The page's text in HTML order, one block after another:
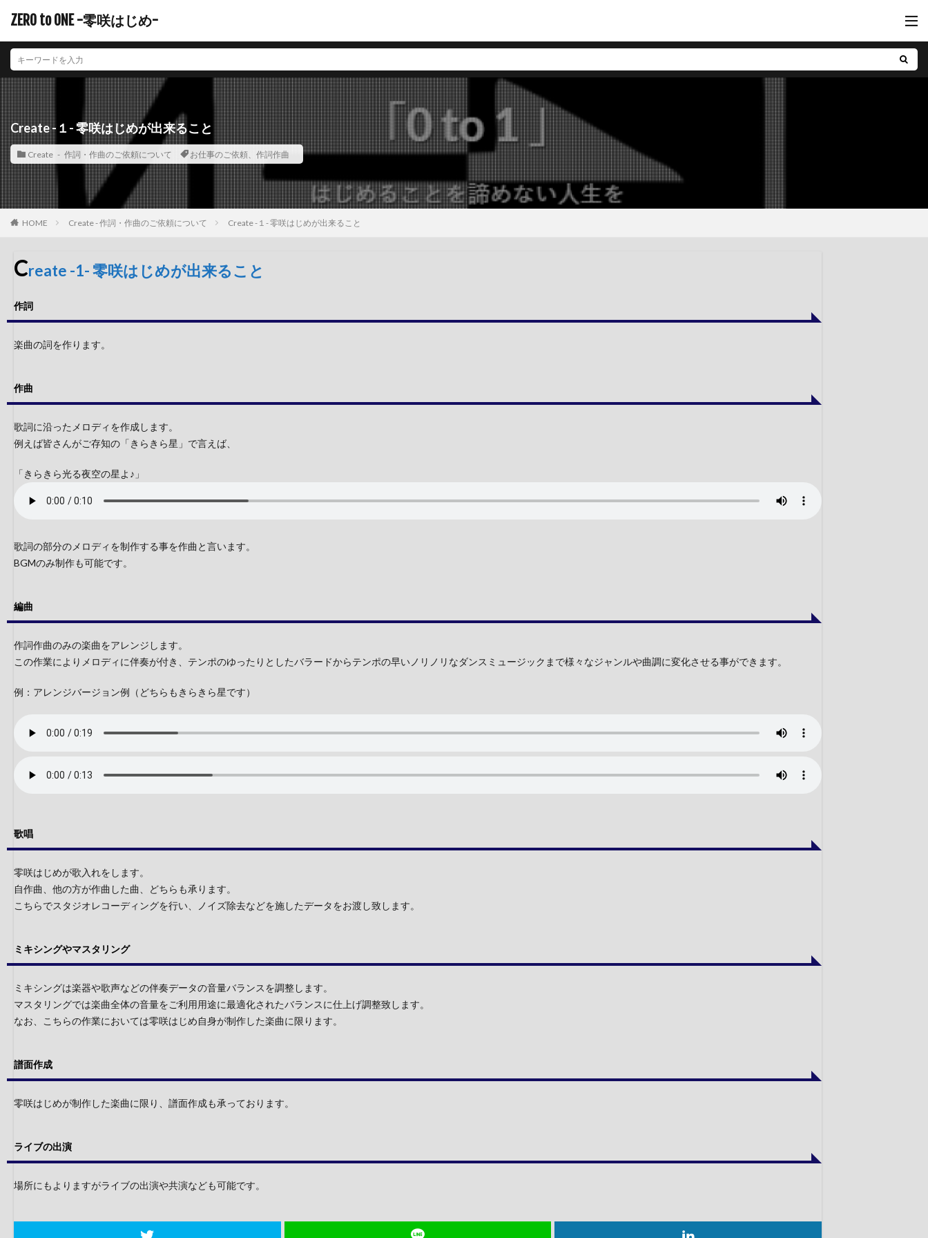
ZERO to ONE -零咲はじめ-
Create -１- 零咲はじめが出来ること
Create - 作詞・作曲のご依頼について お仕事のご依頼、作詞作曲
HOME Create - 作詞・作曲のご依頼について Create -１- 零咲はじめが出来ること
Create -1- 零咲はじめが出来ること
作詞
楽曲の詞を作ります。
作曲
歌詞に沿ったメロディを作成します。
例えば皆さんがご存知の「きらきら星」で言えば、
「きらきら光る夜空の星よ♪」
歌詞の部分のメロディを制作する事を作曲と言います。
BGMのみ制作も可能です。
編曲
作詞作曲のみの楽曲をアレンジします。
この作業によりメロディに伴奏が付き、テンポのゆったりとしたバラードからテンポの早いノリノリなダンスミュージックまで様々なジャンルや曲調に変化させる事ができます。
例：アレンジバージョン例（どちらもきらきら星です）
歌唱
零咲はじめが歌入れをします。
自作曲、他の方が作曲した曲、どちらも承ります。
こちらでスタジオレコーディングを行い、ノイズ除去などを施したデータをお渡し致します。
ミキシングやマスタリング
ミキシングは楽器や歌声などの伴奏データの音量バランスを調整します。
マスタリングでは楽曲全体の音量をご利用用途に最適化されたバランスに仕上げ調整致します。
なお、こちらの作業においては零咲はじめ自身が制作した楽曲に限ります。
譜面作成
零咲はじめが制作した楽曲に限り、譜面作成も承っております。
ライブの出演
場所にもよりますがライブの出演や共演なども可能です。